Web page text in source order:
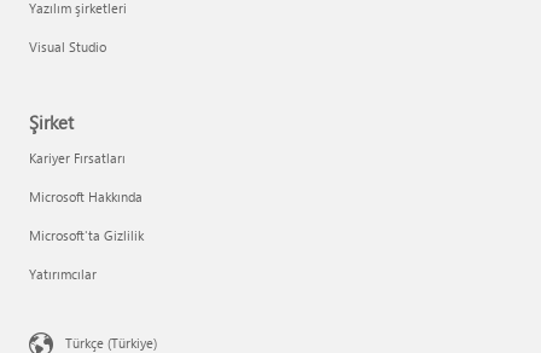
Yazılım şirketleri
Visual Studio
Şirket
Kariyer Fırsatları
Microsoft Hakkında
Microsoft'ta Gizlilik
Yatırımcılar
Türkçe (Türkiye)